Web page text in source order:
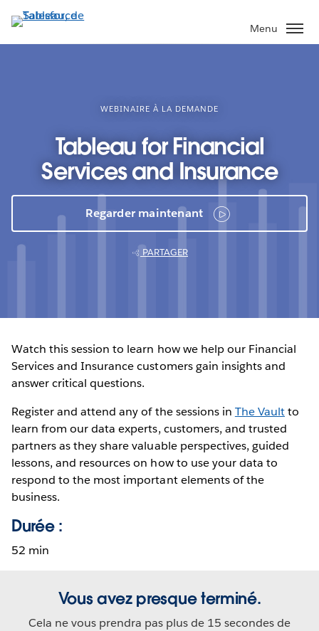
Aller
au
contenu
Menu
WEBINAIRE À LA DEMANDE
Tableau for Financial
Services and Insurance
Regarder maintenant
PARTAGER
Watch this session to learn how we help our Financial
Services and Insurance customers gain insights and
answer critical questions.
Register and attend any of the sessions in The Vaultto
learn from our data experts, customers, and trusted
partners as they share valuable perspectives, guided
lessons, and resources on how to use your data to
respond to the most important elements of the
business.
Durée :
52 min
Vous avez presque terminé.
Cela ne vous prendra pas plus de 15 secondes de